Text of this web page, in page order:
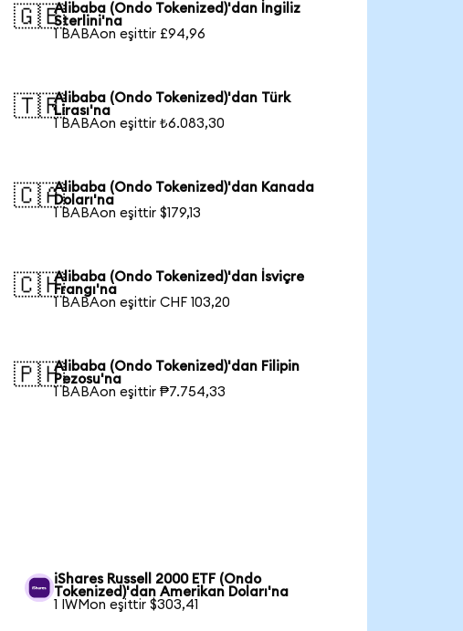
🇬🇧Alibaba (Ondo Tokenized)'dan İngiliz
Sterlini'na
1 BABAon eşittir £94,96
🇹🇷Alibaba (Ondo Tokenized)'dan Türk
Lirası'na
1 BABAon eşittir ₺6.083,30
🇨🇦Alibaba (Ondo Tokenized)'dan Kanada
Doları'na
1 BABAon eşittir $179,13
🇨🇭Alibaba (Ondo Tokenized)'dan İsviçre
Frangı'na
1 BABAon eşittir CHF 103,20
🇵🇭Alibaba (Ondo Tokenized)'dan Filipin
Pezosu'na
1 BABAon eşittir ₱7.754,33
iShares Russell 2000 ETF (Ondo
Tokenized)'dan Amerikan Doları'na
1 IWMon eşittir $303,41